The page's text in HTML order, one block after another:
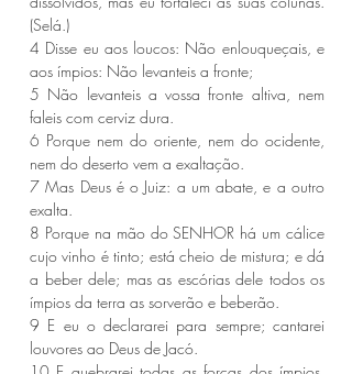
(Selá.)
4 Disse eu aos loucos: Não enlouqueçais, e
aos ímpios: Não levanteis a fronte;
5 Não levanteis a vossa fronte altiva, nem
faleis com cerviz dura.
6 Porque nem do oriente, nem do ocidente,
nem do deserto vem a exaltação.
7 Mas Deus é o Juiz: a um abate, e a outro
exalta.
8 Porque na mão do SENHOR há um cálice
cujo vinho é tinto; está cheio de mistura; e dá
a beber dele; mas as escórias dele todos os
ímpios da terra as sorverão e beberão.
9 E eu o declararei para sempre; cantarei
louvores ao Deus de Jacó.